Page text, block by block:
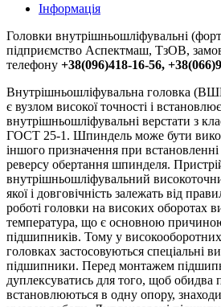
Інформація
Головки внутрішньошліфувальні
підприємство Аспектмаш, ТзОВ,
телефону +38(096)418-16-56,
Внутрішньошліфувальна головка
є вузлом високої точності і
внутрішньошліфувальні верстати з
ГОСТ 25-1. Шпиндель може бути
іншого призначення при встановленні
реверсу обертання шпинделя.
внутрішньошліфувальний
якої і довговічність залежать від
роботі головки на високих оборотах
температура, що є основною
підшипників. Тому у
головках застосовуються спеціальні
підшипники. Перед монтажем
дуплексуватись для того, щоб
встановлюються в одну опору,